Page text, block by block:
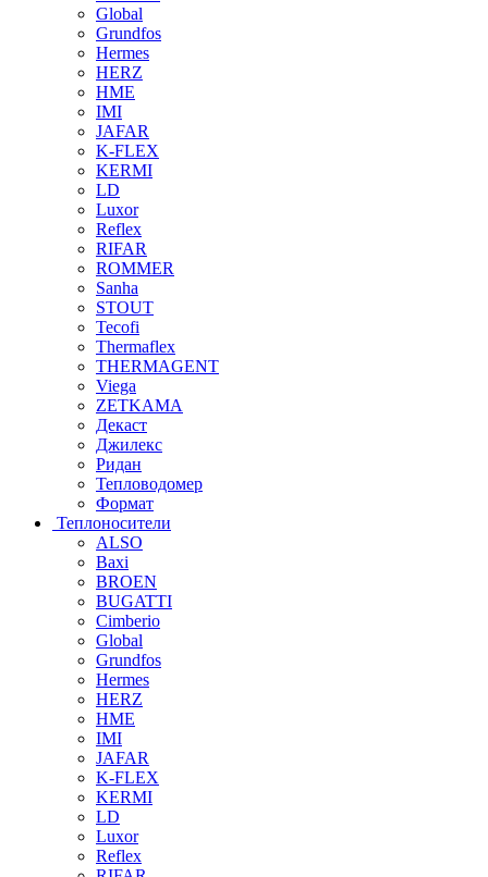
Global
Grundfos
Hermes
HERZ
HME
IMI
JAFAR
K-FLEX
KERMI
LD
Luxor
Reflex
RIFAR
ROMMER
Sanha
STOUT
Tecofi
Thermaflex
THERMAGENT
Viega
ZETKAMA
Декаст
Джилекс
Ридан
Тепловодомер
Формат
Теплоносители
ALSO
Baxi
BROEN
BUGATTI
Cimberio
Global
Grundfos
Hermes
HERZ
HME
IMI
JAFAR
K-FLEX
KERMI
LD
Luxor
Reflex